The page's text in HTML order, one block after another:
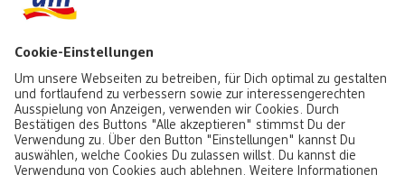
Service & Auftragsstatus
Informationen